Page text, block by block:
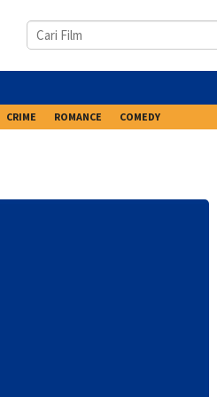
CRIME ROMANCE COMEDY